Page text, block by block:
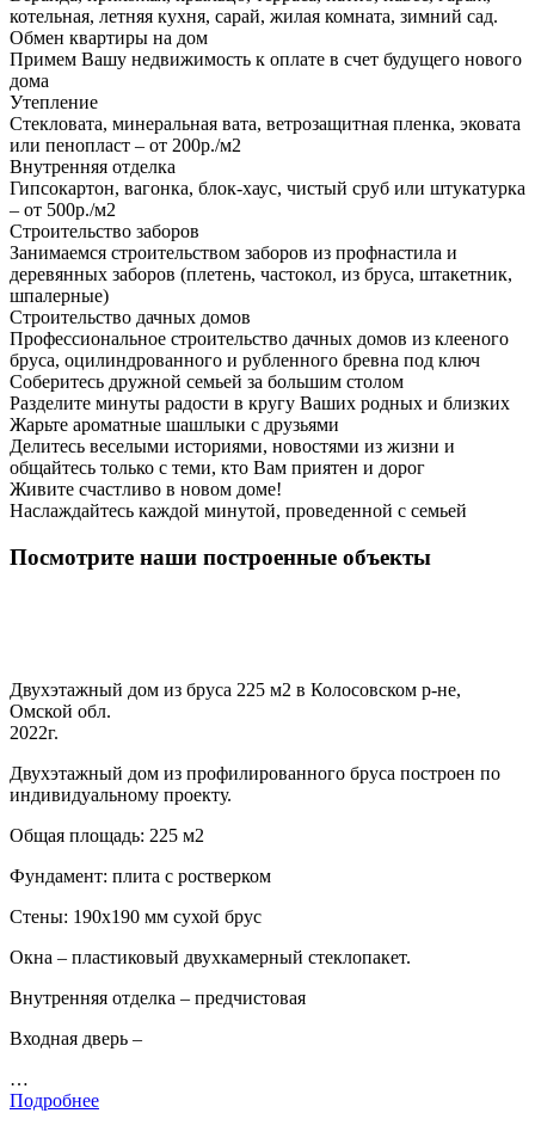
котельная, летняя кухня, сарай, жилая комната, зимний сад.
Обмен квартиры на дом
Примем Вашу недвижимость к оплате в счет будущего нового
дома
Утепление
Стекловата, минеральная вата, ветрозащитная пленка, эковата
или пенопласт – от 200р./м2
Внутренняя отделка
Гипсокартон, вагонка, блок-хаус, чистый сруб или штукатурка
– от 500р./м2
Строительство заборов
Занимаемся строительством заборов из профнастила и
деревянных заборов (плетень, частокол, из бруса, штакетник,
шпалерные)
Строительство дачных домов
Профессиональное строительство дачных домов из клееного
бруса, оцилиндрованного и рубленного бревна под ключ
Соберитесь дружной семьей за большим столом
Разделите минуты радости в кругу Ваших родных и близких
Жарьте ароматные шашлыки с друзьями
Делитесь веселыми историями, новостями из жизни и
общайтесь только с теми, кто Вам приятен и дорог
Живите счастливо в новом доме!
Наслаждайтесь каждой минутой, проведенной с семьей
Посмотрите наши построенные объекты
Двухэтажный дом из бруса 225 м2 в Колосовском р-не,
Омской обл.
2022г.
Двухэтажный дом из профилированного бруса построен по
индивидуальному проекту.
Общая площадь: 225 м2
Фундамент: плита с ростверком
Стены: 190х190 мм сухой брус
Окна – пластиковый двухкамерный стеклопакет.
Внутренняя отделка – предчистовая
Входная дверь –
…
Подробнее